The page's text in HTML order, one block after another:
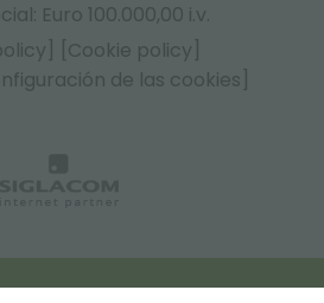
Euro 100.000,00 i.v.
[Cookie policy]
de las cookies]